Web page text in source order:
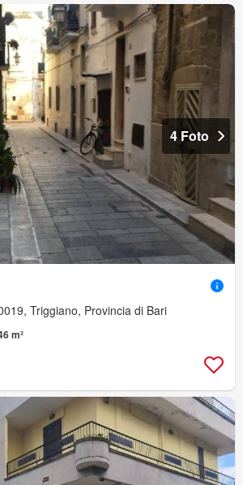
4 Foto
Triggiano, Provincia di Bari
m²